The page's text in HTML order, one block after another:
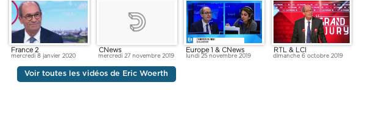
France 2
mercredi 8 janvier 2020
CNews
mercredi 27 novembre 2019
Europe 1 & CNews
lundi 25 novembre 2019
RTL & LCI
dimanche 6 octobre 2019
Voir toutes les vidéos de Eric Woerth